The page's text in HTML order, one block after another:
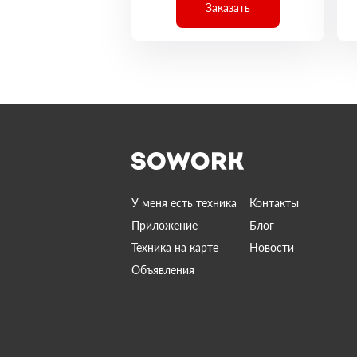
Заказать
У меня есть техника
Контакты
Приложение
Блог
Техника на карте
Новости
Объявления